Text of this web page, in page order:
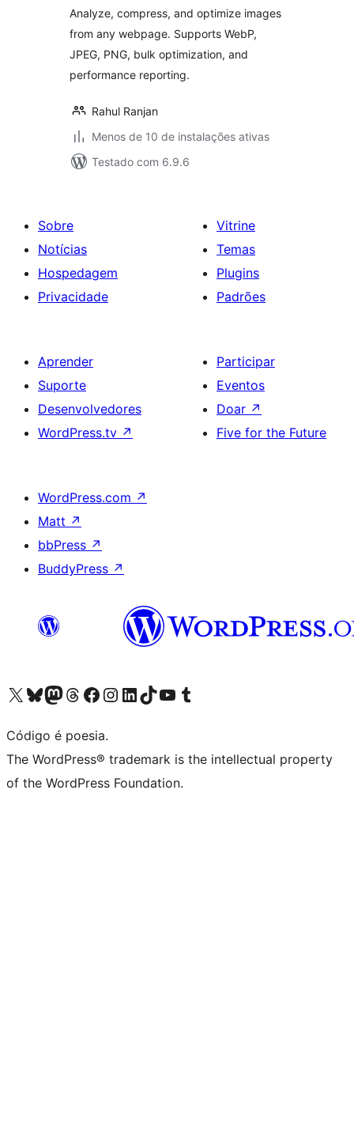
Analyze, compress, and optimize images
from any webpage. Supports WebP,
JPEG, PNG, bulk optimization, and
performance reporting.
Rahul Ranjan
Menos de 10 de instalações ativas
Testado com 6.9.6
Sobre
Notícias
Hospedagem
Privacidade
Vitrine
Temas
Plugins
Padrões
Aprender
Suporte
Desenvolvedores
WordPress.tv ↗
Participar
Eventos
Doar ↗
Five for the Future
WordPress.com ↗
Matt ↗
bbPress ↗
BuddyPress ↗
Acessar nossa conta do X (antigo Twitter)
Acessar nossa conta do Bluesky
Acessar nossa conta do Mastodon
Acessar nossa conta do Threads
Acessar nossa página do Facebook
Acessar nossa conta do Instagram
Acessar nossa conta do LinkedIn
Acessar nossa conta do TikTok
Acessar nosso canal do YouTube
Acessar nossa conta no Tumblr
Código é poesia.
The WordPress® trademark is the intellectual property
of the WordPress Foundation.